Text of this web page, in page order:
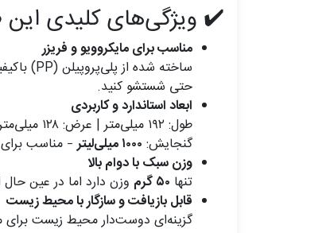
✔️ ویژگی‌های کلیدی
مناسب برای مایکروویو و فریزر
ساخته شده از پلی‌پروپیلن (PP) باکیفیت، مقاوم در برابر حرارت تا
حتی شستشو کنید.
ابعاد استاندارد و کاربردی
طول: ۱۹۲ میلی‌متر | عرض: ۱۲۸ میلی‌متر | ارتفاع: ۵۸ میلی‌متر
گنجایش: ۱۰۰۰ میلی‌لیتر
– مناسب برای
وزن سبک با دوام بالا
تنها ۵۰ گرم
وزن دارد اما در عین
قابل بازیافت و سازگار با محیط زیست
گزینه‌ای دوست‌دار محیط زیست برای